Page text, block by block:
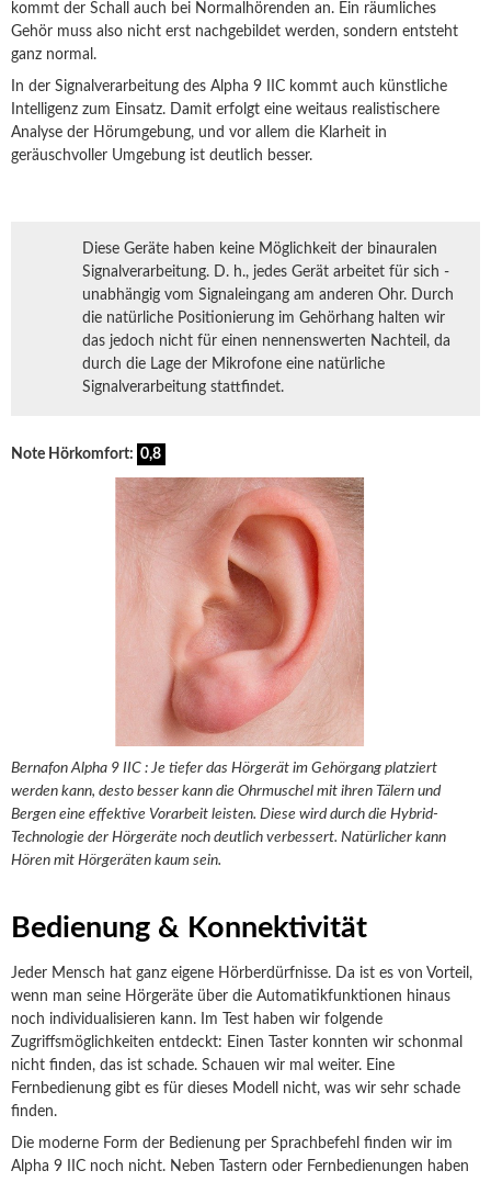
kommt der Schall auch bei Normalhörenden an. Ein räumliches
Gehör muss also nicht erst nachgebildet werden, sondern entsteht
ganz normal.
In der Signalverarbeitung des Alpha 9 IIC kommt auch künstliche
Intelligenz zum Einsatz. Damit erfolgt eine weitaus realistischere
Analyse der Hörumgebung, und vor allem die Klarheit in
geräuschvoller Umgebung ist deutlich besser.
Diese Geräte haben keine Möglichkeit der binauralen
Signalverarbeitung. D. h., jedes Gerät arbeitet für sich -
unabhängig vom Signaleingang am anderen Ohr. Durch
die natürliche Positionierung im Gehörhang halten wir
das jedoch nicht für einen nennenswerten Nachteil, da
durch die Lage der Mikrofone eine natürliche
Signalverarbeitung stattfindet.
Note Hörkomfort: 0,8
Bernafon Alpha 9 IIC : Je tiefer das Hörgerät im Gehörgang platziert
werden kann, desto besser kann die Ohrmuschel mit ihren Tälern und
Bergen eine effektive Vorarbeit leisten. Diese wird durch die Hybrid-
Technologie der Hörgeräte noch deutlich verbessert. Natürlicher kann
Hören mit Hörgeräten kaum sein.
Bedienung & Konnektivität
Jeder Mensch hat ganz eigene Hörberdürfnisse. Da ist es von Vorteil,
wenn man seine Hörgeräte über die Automatikfunktionen hinaus
noch individualisieren kann. Im Test haben wir folgende
Zugriffsmöglichkeiten entdeckt: Einen Taster konnten wir schonmal
nicht finden, das ist schade. Schauen wir mal weiter. Eine
Fernbedienung gibt es für dieses Modell nicht, was wir sehr schade
finden.
Die moderne Form der Bedienung per Sprachbefehl finden wir im
Alpha 9 IIC noch nicht. Neben Tastern oder Fernbedienungen haben